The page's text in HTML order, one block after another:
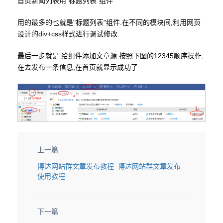
用的最多的也就是"标题列表"组件.在不同的模块间,利用网页
设计的div+css样式进行调试修改.
最后一步就是.给组件添加文章源.按照下图的12345顺序操作,
在去发布一条信息,在首页就显示成功了
上一篇
博达网站群文章发布教程_博达网站群文章发布
使用教程
下一篇